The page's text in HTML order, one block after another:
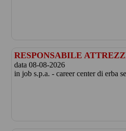
RESPONSABILE
data 08-08-2026
in job s.p.a. - career center di erba